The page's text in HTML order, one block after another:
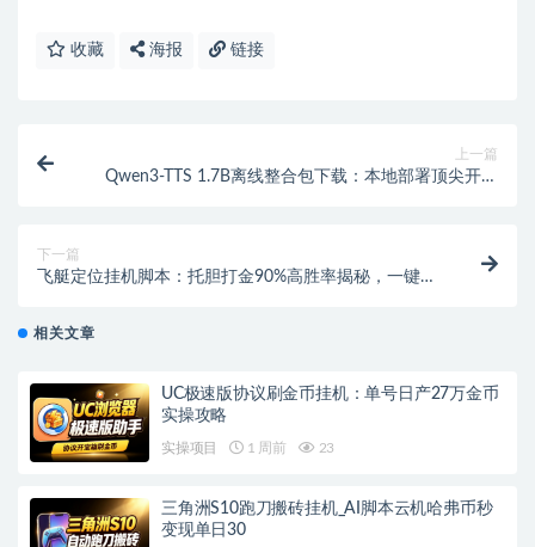
收藏 海报 链接
上一篇
Qwen3-TTS 1.7B离线整合包下载：本地部署顶尖开源
下一篇
飞艇定位挂机脚本：托胆打金90%高胜率揭秘，一键全
相关文章
UC极速版协议刷金币挂机：单号日产27万金币
实操攻略
实操项目 1 周前 23
三角洲S10跑刀搬砖挂机_AI脚本云机哈弗币秒
变现单日30